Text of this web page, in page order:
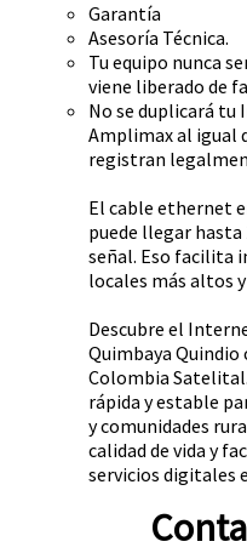
Garantía
Asesoría Técnica.
Tu equipo nunca
viene liberado de
No se duplicará tu
Amplimax al igual
registran
El cable ethernet
puede llegar hasta
señal. Eso facilita
locales más altos
Descubre el
Quimbaya Quindio
Colombia
rápida y estable
y comunidades
calidad de vida y
servicios digitales